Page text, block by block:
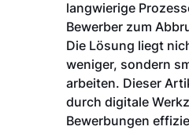
langwierige
Bewerber zum
Die Lösung liegt
weniger, sondern
arbeiten. Dieser
durch digitale
Bewerbungen